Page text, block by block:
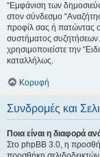
“Εμφάνιση των
στον σύνδεσμο
προφίλ σας ή πατώντας
συστήματος συζητήσεων.
χρησιμοποιείστε την
καταλλήλως.
Κορυφή
Συνδρομές και
Ποια είναι η διαφορά
Στο phpBB 3.0, η